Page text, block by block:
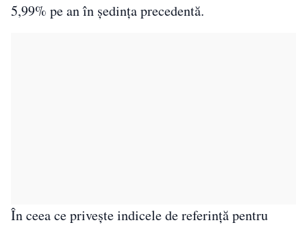
5,99% pe an în ședința precedentă.
În ceea ce privește indicele de referință pentru